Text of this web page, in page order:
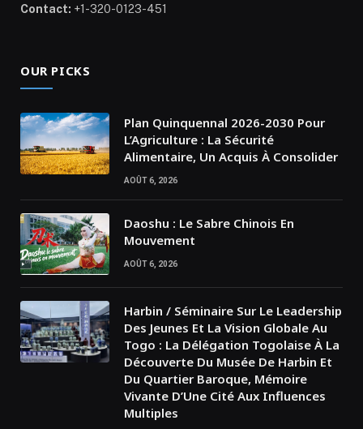
Contact: +1-320-0123-451
OUR PICKS
Plan Quinquennal 2026-2030 Pour
L’Agriculture : La Sécurité
Alimentaire, Un Acquis À Consolider
AOÛT 6, 2026
Daoshu : Le Sabre Chinois En
Mouvement
AOÛT 6, 2026
Harbin / Séminaire Sur Le Leadership
Des Jeunes Et La Vision Globale Au
Togo : La Délégation Togolaise À La
Découverte Du Musée De Harbin Et
Du Quartier Baroque, Mémoire
Vivante D’Une Cité Aux Influences
Multiples